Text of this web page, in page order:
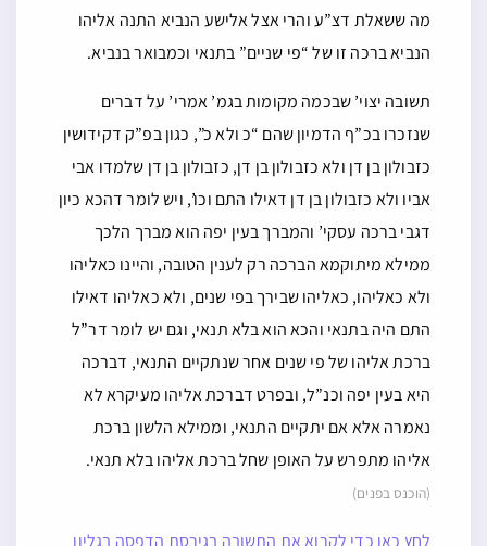
מה ששאלת דצ”ע והרי אצל אלישע הנביא התנה אליהו
הנביא ברכה זו של “פי שניים” בתנאי וכמבואר בנביא.
תשובה יצוי’ שבכמה מקומות בגמ’ אמרי’ על דברים
שנזכרו בכ”ף הדמיון שהם “כ ולא כ”, כגון בפ”ק דקידושין
כזבולון בן דן ולא כזבולון בן דן, כזבולון בן דן שלמדו אבי
אביו ולא כזבולון בן דן דאילו התם וכו’, ויש לומר דהכא כיון
דגבי ברכה עסקי’ והמברך בעין יפה הוא מברך הלכך
ממילא מיתוקמא הברכה רק לענין הטובה, והיינו כאליהו
ולא כאליהו, כאליהו שבירך בפי שנים, ולא כאליהו דאילו
התם היה בתנאי והכא הוא בלא תנאי, וגם יש לומר דר”ל
ברכת אליהו של פי שנים אחר שנתקיים התנאי, דברכה
היא בעין יפה וכנ”ל, ובפרט דברכת אליהו מעיקרא לא
נאמרה אלא אם יתקיים התנאי, וממילא הלשון ברכת
אליהו מתפרש על האופן שחל ברכת אליהו בלא תנאי.
(הוכנס בפנים)
לחץ כאן כדי לקרוא את התשובה בגירסת הדפסה בגליון